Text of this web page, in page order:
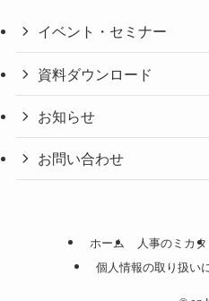
イベント・セミナー
資料ダウンロード
お知らせ
お問い合わせ
ホーム 人事のミカタ
個人情報の取り扱い